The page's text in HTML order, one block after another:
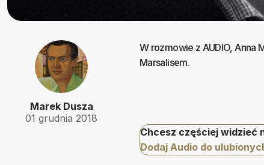
Marek Dusza
01 grudnia 2018
W rozmowie z AUDIO, Anna
Marsalisem.
Chcesz częściej widzieć
Dodaj Audio do